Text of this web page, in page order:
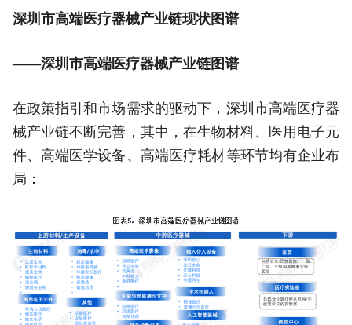
深圳市高端医疗器械产业链现状图谱
——深圳市高端医疗器械产业链图谱
在政策指引和市场需求的驱动下，深圳市高端医疗器
械产业链不断完善，其中，在生物材料、医用电子元
件、高端医学设备、高端医疗耗材等环节均有企业布
局：